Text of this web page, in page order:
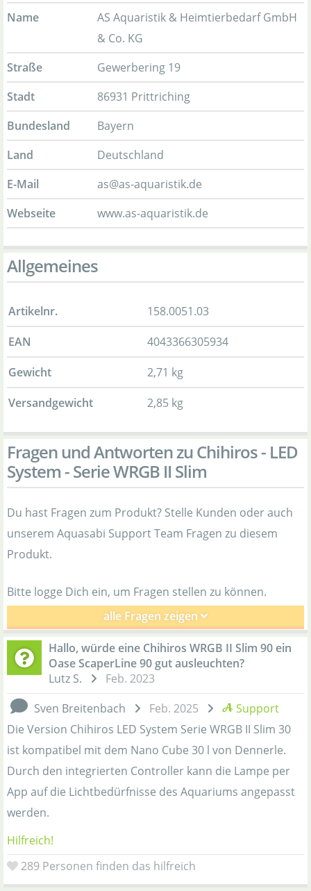
Name
AS Aquaristik & Heimtierbedarf GmbH
& Co. KG
Straße
Gewerbering 19
Stadt
86931 Prittriching
Bundesland
Bayern
Land
Deutschland
E-Mail
as@as-aquaristik.de
Webseite
www.as-aquaristik.de
Allgemeines
Artikelnr.
158.0051.03
EAN
4043366305934
Gewicht
2,71 kg
Versandgewicht
2,85 kg
Fragen und Antworten zu Chihiros - LED
System - Serie WRGB II Slim
Du hast Fragen zum Produkt? Stelle Kunden oder auch
unserem Aquasabi Support Team Fragen zu diesem
Produkt.
Bitte logge Dich ein, um Fragen stellen zu können.
alle Fragen zeigen
Hallo, würde eine Chihiros WRGB II Slim 90 ein
Oase ScaperLine 90 gut ausleuchten?
Lutz S.
Feb. 2023
Sven Breitenbach
Feb. 2025
Support
Die Version Chihiros LED System Serie WRGB II Slim 30
ist kompatibel mit dem Nano Cube 30 l von Dennerle.
Durch den integrierten Controller kann die Lampe per
App auf die Lichtbedürfnisse des Aquariums angepasst
werden.
Hilfreich!
289 Personen finden das hilfreich